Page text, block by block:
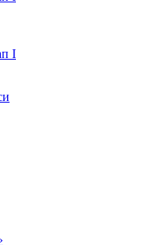
I